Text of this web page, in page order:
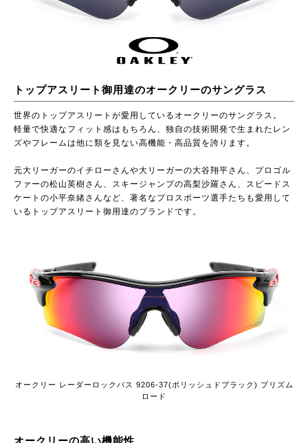
トップアスリート御用達のオークリーのサングラス
世界のトップアスリートが愛用しているオークリーのサングラス。
軽量で快適なフィット感はもちろん、独自の技術開発で生まれたレン
ズやフレームは他に類を見ない高機能・高品質を誇ります。
元大リーガーのイチローさんや大リーガーの大谷翔平さん、プロゴル
ファーの松山英樹さん、スキージャンプの高梨沙羅さん、スピードス
ケートの小平奈緒さんなど、著名なプロスポーツ選手たちも愛用して
いるトップアスリート御用達のブランドです。
オークリー レーダーロックパス 9206-37(ポリッシュドブラック) プリズム
ロード